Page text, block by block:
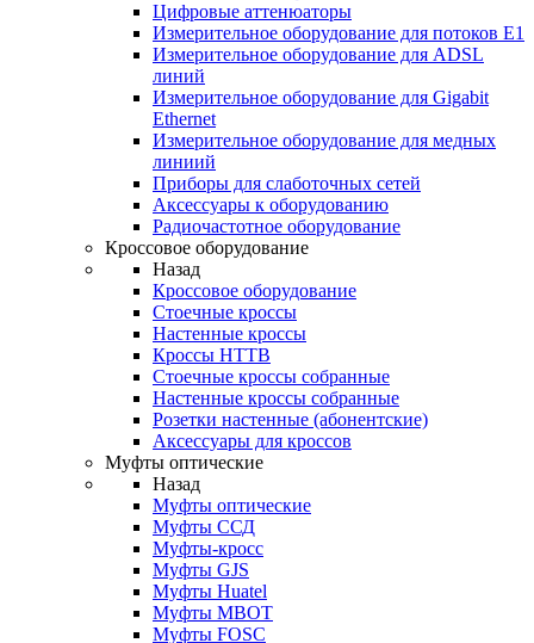
Цифровые аттенюаторы
Измерительное оборудование для потоков Е1
Измерительное оборудование для ADSL
линий
Измерительное оборудование для Gigabit
Ethernet
Измерительное оборудование для медных
линиий
Приборы для слаботочных сетей
Аксессуары к оборудованию
Радиочастотное оборудование
Кроссовое оборудование
Назад
Кроссовое оборудование
Стоечные кроссы
Настенные кроссы
Кроссы HTTB
Стоечные кроссы собранные
Настенные кроссы собранные
Розетки настенные (абонентские)
Аксессуары для кроссов
Муфты оптические
Назад
Муфты оптические
Муфты ССД
Муфты-кросс
Муфты GJS
Муфты Huatel
Муфты МВОТ
Муфты FOSC